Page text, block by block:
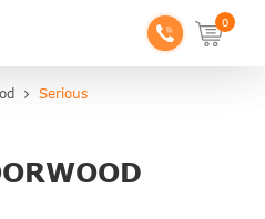
0
Serious